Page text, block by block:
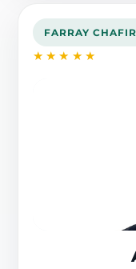
FARRAY
★★★★★